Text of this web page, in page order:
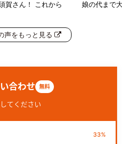
賀さん！ これから
娘の代まで
声をもっと見る
合わせ 無料
てください
33%